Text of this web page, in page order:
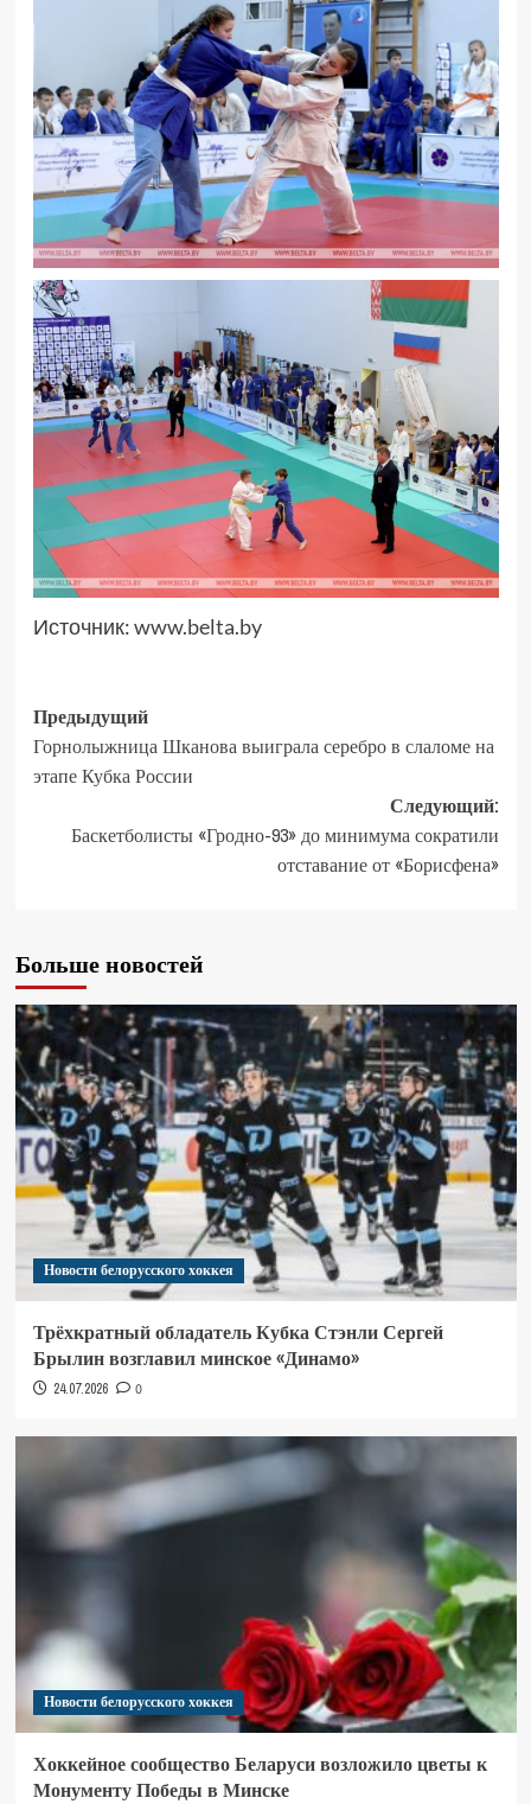
Источник:www.belta.by
Предыдущий
Горнолыжница Шканова выиграла серебро в слаломе на
этапе Кубка России
Следующий:
Баскетболисты «Гродно-93» до минимума сократили
отставание от «Борисфена»
Больше новостей
Новости белорусского хоккея
Трёхкратный обладатель Кубка Стэнли Сергей
Брылин возглавил минское «Динамо»
24.07.2026 0
Новости белорусского хоккея
Хоккейное сообщество Беларуси возложило цветы к
Монументу Победы в Минске